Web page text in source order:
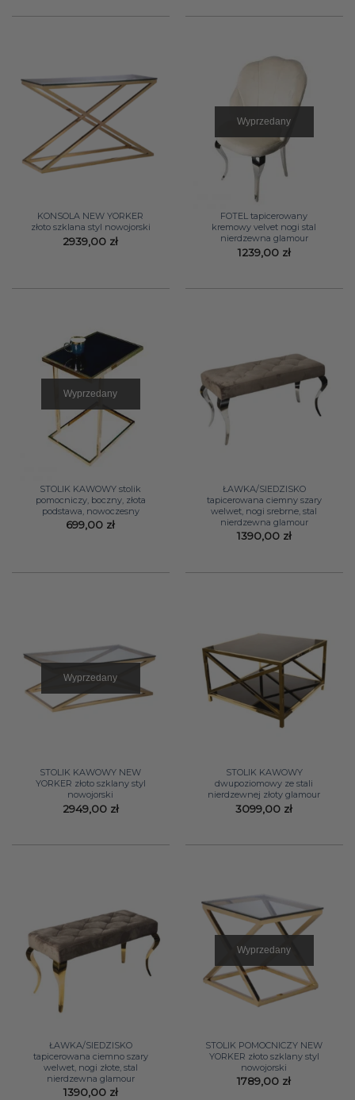
KONSOLA NEW YORKER
złoto szklana styl nowojorski
2939,00 zł
Wyprzedany
FOTEL tapicerowany
kremowy velvet nogi stal
nierdzewna glamour
1239,00 zł
Wyprzedany
STOLIK KAWOWY stolik
pomocniczy, boczny, złota
podstawa, nowoczesny
699,00 zł
ŁAWKA/SIEDZISKO
tapicerowana ciemny szary
welwet, nogi srebrne, stal
nierdzewna glamour
1390,00 zł
Wyprzedany
STOLIK KAWOWY NEW
YORKER złoto szklany styl
nowojorski
2949,00 zł
STOLIK KAWOWY
dwupoziomowy ze stali
nierdzewnej złoty glamour
3099,00 zł
ŁAWKA/SIEDZISKO
tapicerowana ciemno szary
welwet, nogi złote, stal
nierdzewna glamour
1390,00 zł
Wyprzedany
STOLIK POMOCNICZY NEW
YORKER złoto szklany styl
nowojorski
1789,00 zł